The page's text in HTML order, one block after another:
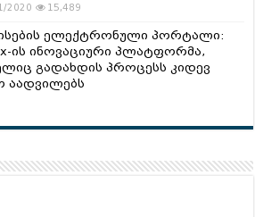
2020 15,489
ელექტრონული პორტალი:
ის ინოვაციური პლატფორმა,
გადახდის პროცესს კიდევ
აადვილებს